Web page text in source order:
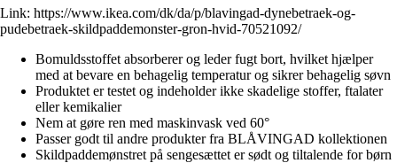
Link: https://www.ikea.com/dk/da/p/blavingad-dynebetraek-og-
pudebetraek-skildpaddemonster-gron-hvid-70521092/
Bomuldsstoffet absorberer og leder fugt bort, hvilket hjælper
med at bevare en behagelig temperatur og sikrer behagelig søvn
Produktet er testet og indeholder ikke skadelige stoffer, ftalater
eller kemikalier
Nem at gøre ren med maskinvask ved 60°
Passer godt til andre produkter fra BLÅVINGAD kollektionen
Skildpaddemønstret på sengesættet er sødt og tiltalende for børn